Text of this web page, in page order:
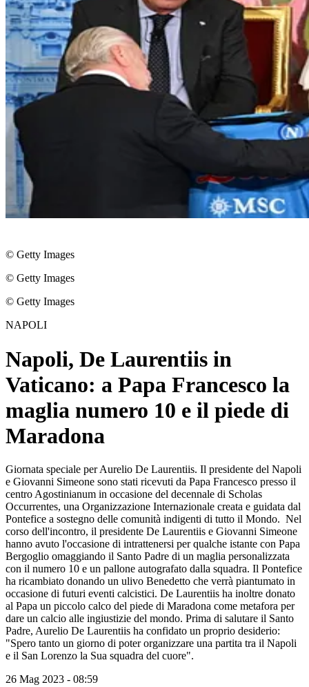
© Getty Images
© Getty Images
© Getty Images
NAPOLI
Napoli, De Laurentiis in
Vaticano: a Papa Francesco la
maglia numero 10 e il piede di
Maradona
Giornata speciale per Aurelio De Laurentiis. Il presidente del Napoli
e Giovanni Simeone sono stati ricevuti da Papa Francesco presso il
centro Agostinianum in occasione del decennale di Scholas
Occurrentes, una Organizzazione Internazionale creata e guidata dal
Pontefice a sostegno delle comunità indigenti di tutto il Mondo. Nel
corso dell'incontro, il presidente De Laurentiis e Giovanni Simeone
hanno avuto l'occasione di intrattenersi per qualche istante con Papa
Bergoglio omaggiando il Santo Padre di un maglia personalizzata
con il numero 10 e un pallone autografato dalla squadra. Il Pontefice
ha ricambiato donando un ulivo Benedetto che verrà piantumato in
occasione di futuri eventi calcistici. De Laurentiis ha inoltre donato
al Papa un piccolo calco del piede di Maradona come metafora per
dare un calcio alle ingiustizie del mondo. Prima di salutare il Santo
Padre, Aurelio De Laurentiis ha confidato un proprio desiderio:
"Spero tanto un giorno di poter organizzare una partita tra il Napoli
e il San Lorenzo la Sua squadra del cuore".
26 Mag 2023 - 08:59